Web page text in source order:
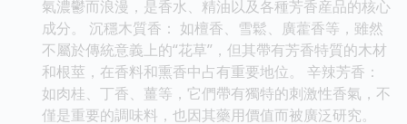
氣濃鬱而浪漫，是香水、精油以及各種芳香産品的核心
成分。 沉穩木質香： 如檀香、雪鬆、廣藿香等，雖然
不屬於傳統意義上的“花草”，但其帶有芳香特質的木材
和根莖，在香料和熏香中占有重要地位。 辛辣芳香：
如肉桂、丁香、薑等，它們帶有獨特的刺激性香氣，不
僅是重要的調味料，也因其藥用價值而被廣泛研究。